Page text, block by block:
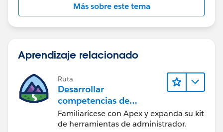
Más sobre este tema
Aprendizaje relacionado
Ruta
Desarrollar
competencias de
codificación Apex
Familiarícese con Apex y expanda su kit
de herramientas de administrador.